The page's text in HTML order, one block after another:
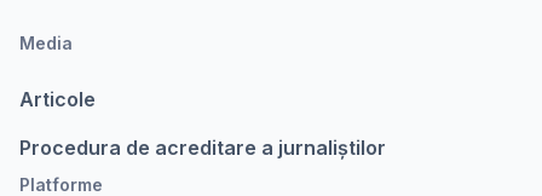
Media
Articole
Procedura de acreditare a jurnaliștilor
Platforme